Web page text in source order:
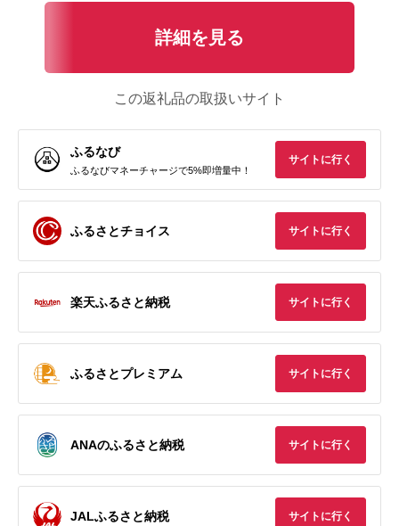
詳細を見る
この返礼品の取扱いサイト
ふるなび
ふるなびマネーチャージで5%即増量中！
サイトに行く
ふるさとチョイス サイトに行く
楽天ふるさと納税 サイトに行く
ふるさとプレミアム サイトに行く
ANAのふるさと納税 サイトに行く
JALふるさと納税 サイトに行く